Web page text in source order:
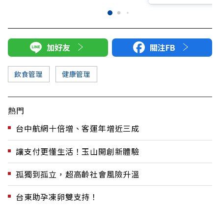
加好友 關注FB
飲食管理 健康管理
熱門
台中航網十倍增、客運年增近三成
讓支付更懂生活！玉山開創新體驗
孤獨到孤立，超高齡社會風險升溫
台東助孕凍卵雙支持！